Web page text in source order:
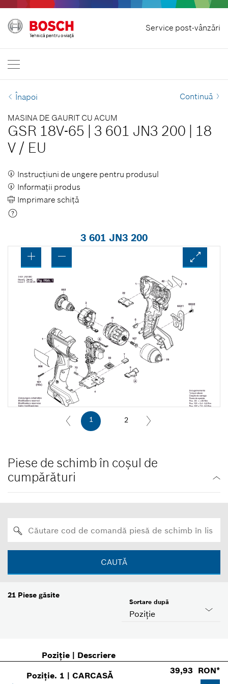
Service post-vânzări
Revocare contract
Scule electrice profesionale
Înapoi Continuă
MASINA DE GAURIT CU ACUM
GSR 18V-65 3 601 JN3 200
18
V / EU
Instrucţiuni de ungere pentru produsul
Informaţii produs
Imprimare schiţă
3 601 JN3 200
1 2
Piese de schimb în coşul de
cumpărături
CAUTĂ
21 Piese găsite
Poziţie
Sortare după
Poziţie| Descriere
Poziție. 1 |CARCASĂ
39,93 RON*